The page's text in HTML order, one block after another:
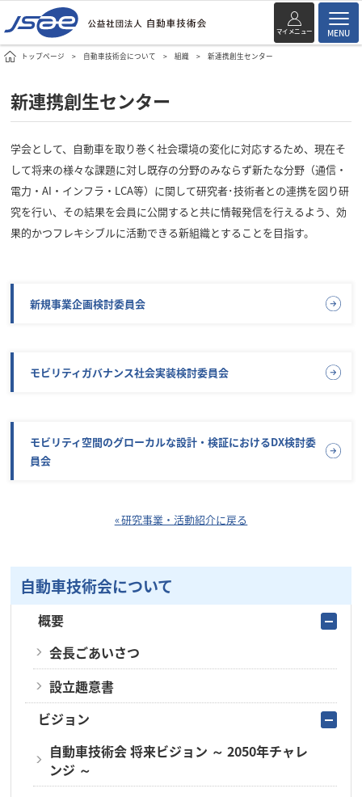
マイメニュー MENU
トップページ 自動車技術会について 組織 新連携創生センター
新連携創生センター
学会として、自動車を取り巻く社会環境の変化に対応するため、現在そ
して将来の様々な課題に対し既存の分野のみならず新たな分野（通信・
電力・AI・インフラ・LCA等）に関して研究者･技術者との連携を図り研
究を行い、その結果を会員に公開すると共に情報発信を行えるよう、効
果的かつフレキシブルに活動できる新組織とすることを目指す。
新規事業企画検討委員会
モビリティガバナンス社会実装検討委員会
モビリティ空間のグローカルな設計・検証におけるDX検討委
員会
研究事業・活動紹介に戻る
自動車技術会について
概要
会長ごあいさつ
設立趣意書
ビジョン
自動車技術会 将来ビジョン ～ 2050年チャレ
ンジ ～